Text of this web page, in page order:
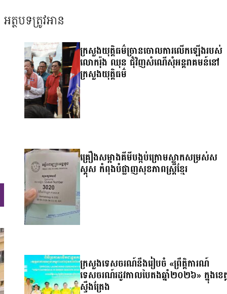
អត្ថបទត្រូវអាន
ក្រសួងយុត្តិធម៌ច្រានចោលការលើកឡើងរបស់
លោករ៉ុង ឈុន ជុំវិញសំណើសុំអន្តរាគមន៍នៅ
ក្រសួងយុត្តិធម៌
គ្រឿងសម្អាងគីមីបង្កប់ក្រោមស្លាកសម្រស់ស
ស្គុស កំពុងបំផ្លាញសុខភាពស្ត្រីខ្មែរ
ក្រសួងទេសចរណ៍នឹងរៀបចំ «ព្រឹត្តិការណ៍
ទេសចរណ៍រដូវកាលបៃតងឆ្នាំ២០២៦» ក្នុងខេ
ស្ទឹងត្រែង